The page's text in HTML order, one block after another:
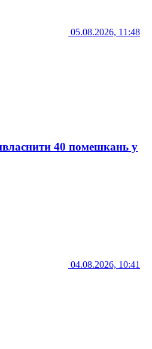
05.08.2026, 11:48
40 помешкань у
04.08.2026, 10:41